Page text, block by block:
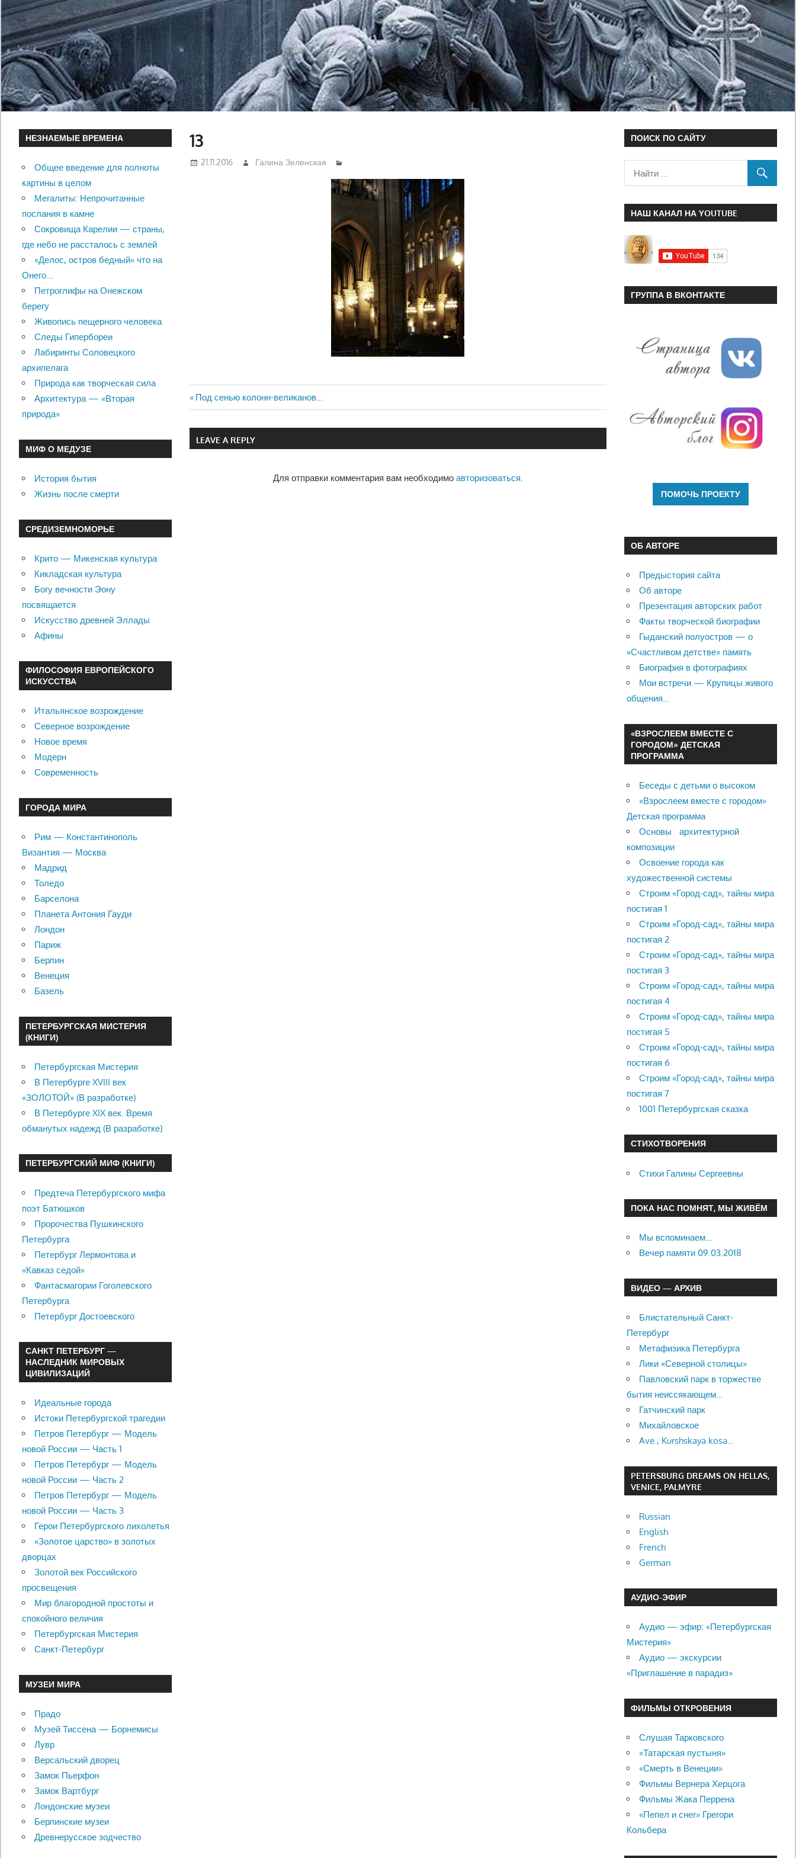
13
21.11.2016 Галина Зеленская
Навигация
по
Previous
Post:
Под сенью колонн-великанов…
LEAVE A REPLY
Для отправки комментария вам необходимо авторизоваться.
НЕЗНАЕМЫЕ ВРЕМЕНА
Общее введение для полноты
картины в целом
Мегалиты: Непрочитанные
послания в камне
Сокровища Карелии — страны,
где небо не рассталось с землей
«Делос, остров бедный» что на
Онего…
Петроглифы на Онежском
берегу
Живопись пещерного человека
Следы Гипербореи
Лабиринты Соловецкого
архипелага
Природа как творческая сила
Архитектура — «Вторая
природа»
МИФ О МЕДУЗЕ
История бытия
Жизнь после смерти
СРЕДИЗЕМНОМОРЬЕ
Крито — Микенская культура
Кикладская культура
Богу вечности Эону
посвящается
Искусство древней Эллады
Афины
ФИЛОСОФИЯ ЕВРОПЕЙСКОГО
ИСКУССТВА
Итальянское возрождение
Северное возрождение
Новое время
Модерн
Современность
ГОРОДА МИРА
Рим — Константинополь
Византия — Москва
Мадрид
Толедо
Барселона
Планета Антония Гауди
Лондон
Париж
Берлин
Венеция
Базель
ПЕТЕРБУРГСКАЯ МИСТЕРИЯ
(КНИГИ)
Петербургская Мистерия
В Петербурге XVIII век
«ЗОЛОТОЙ» (В разработке)
В Петербурге XIX век. Время
обманутых надежд (В разработке)
ПЕТЕРБУРГСКИЙ МИФ (КНИГИ)
Предтеча Петербургского мифа
поэт Батюшков
Пророчества Пушкинского
Петербурга
Петербург Лермонтова и
«Кавказ седой»
Фантасмагории Гоголевского
Петербурга
Петербург Достоевского
САНКТ ПЕТЕРБУРГ —
НАСЛЕДНИК МИРОВЫХ
ЦИВИЛИЗАЦИЙ
Идеальные города
Истоки Петербургской трагедии
Петров Петербург — Модель
новой России — Часть 1
Петров Петербург — Модель
новой России — Часть 2
Петров Петербург — Модель
новой России — Часть 3
Герои Петербургского лихолетья
«Золотое царство» в золотых
дворцах
Золотой век Российского
просвещения
Мир благородной простоты и
спокойного величия
Петербургская Мистерия
Санкт-Петербург
МУЗЕИ МИРА
Прадо
Музей Тиссена — Борнемисы
Лувр
Версальский дворец
Замок Пьерфон
Замок Вартбург
Лондонские музеи
Берлинские музеи
Древнерусское зодчество
ПОИСК ПО САЙТУ
НАШ КАНАЛ НА YOUTUBE
ГРУППА В ВКОНТАКТЕ
ОБ АВТОРЕ
Предыстория сайта
Об авторе
Презентация авторских работ
Факты творческой биографии
Гыданский полуостров — о
«Счастливом детстве» память
Биография в фотографиях
Мои встречи — Крупицы живого
общения…
«ВЗРОСЛЕЕМ ВМЕСТЕ С
ГОРОДОМ» ДЕТСКАЯ
ПРОГРАММА
Беседы с детьми о высоком
«Взрослеем вместе с городом»
Детская программа
Основы архитектурной
композиции
Освоение города как
художественной системы
Строим «Город-сад», тайны мира
постигая 1
Строим «Город-сад», тайны мира
постигая 2
Строим «Город-сад», тайны мира
постигая 3
Строим «Город-сад», тайны мира
постигая 4
Строим «Город-сад», тайны мира
постигая 5
Строим «Город-сад», тайны мира
постигая 6
Строим «Город-сад», тайны мира
постигая 7
1001 Петербургская сказка
СТИХОТВОРЕНИЯ
Стихи Галины Сергеевны
ПОКА НАС ПОМНЯТ, МЫ ЖИВЁМ
Мы вспоминаем…
Вечер памяти 09.03.2018
ВИДЕО — АРХИВ
Блистательный Санкт-
Петербург
Метафизика Петербурга
Лики «Северной столицы»
Павловский парк в торжестве
бытия неиссякающем…
Гатчинский парк
Михайловское
Ave , Kurshskaya kosa…
PETERSBURG DREAMS ON HELLAS,
VENICE, PALMYRE
Russian
English
French
German
АУДИО-ЭФИР
Аудио — эфир: «Петербургская
Мистерия»
Аудио — экскурсии
«Приглашение в парадиз»
ФИЛЬМЫ ОТКРОВЕНИЯ
Слушая Тарковского
«Татарская пустыня»
«Смерть в Венеции»
Фильмы Вернера Херцога
Фильмы Жака Перрена
«Пепел и снег» Грегори
Кольбера